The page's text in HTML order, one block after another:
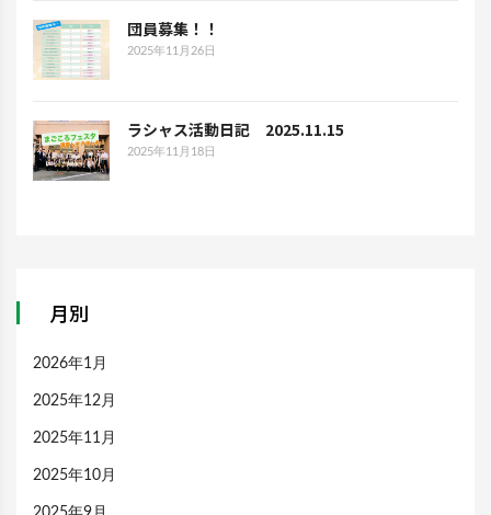
団員募集！！
2025年11月26日
ラシャス活動日記 2025.11.15
2025年11月18日
月別
2026年1月
2025年12月
2025年11月
2025年10月